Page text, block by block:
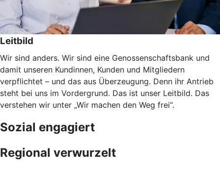
Leitbild
Wir sind anders. Wir sind eine Genossenschaftsbank und
damit unseren Kundinnen, Kunden und Mitgliedern
verpflichtet – und das aus Überzeugung. Denn ihr Antrieb
steht bei uns im Vordergrund. Das ist unser Leitbild. Das
verstehen wir unter „Wir machen den Weg frei“.
Sozial engagiert
Regional verwurzelt